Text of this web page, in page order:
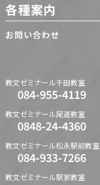
各種案内
お問い合わせ
教文ゼミナール千田教室
084-955-4119
教文ゼミナール尾道教室
0848-24-4360
教文ゼミナール松永駅前教室
084-933-7266
教文ゼミナール駅家教室